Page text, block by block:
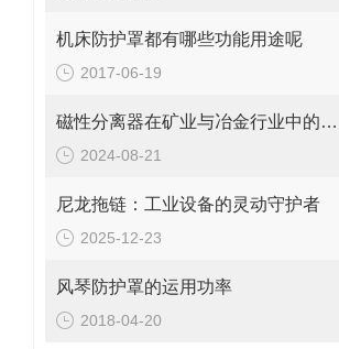
机床防护罩都有哪些功能用途呢
2017-06-19
磁性分离器在矿业与冶金行业中的关键作用
2024-08-21
尼龙拖链：工业设备的灵动守护者
2025-12-23
风琴防护罩的运用功率
2018-04-20